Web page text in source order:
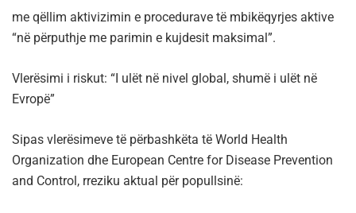
me qëllim aktivizimin e procedurave të mbikëqyrjes aktive
“në përputhje me parimin e kujdesit maksimal”.
Vlerësimi i riskut: “I ulët në nivel global, shumë i ulët në
Evropë”
Sipas vlerësimeve të përbashkëta të World Health
Organization dhe European Centre for Disease Prevention
and Control, rreziku aktual për popullsinë: